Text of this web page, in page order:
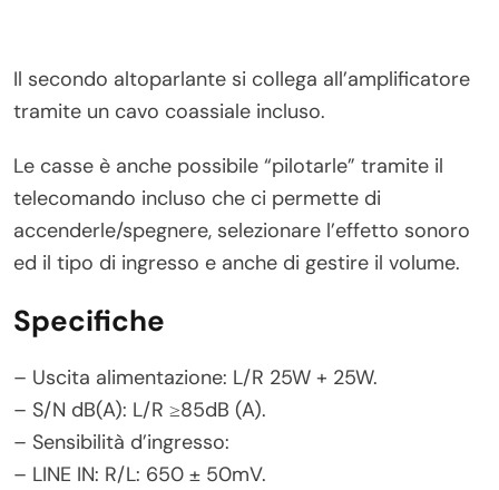
Il secondo altoparlante si collega all’amplificatore
tramite un cavo coassiale incluso.
Le casse è anche possibile “pilotarle” tramite il
telecomando incluso che ci permette di
accenderle/spegnere, selezionare l’effetto sonoro
ed il tipo di ingresso e anche di gestire il volume.
Specifiche
– Uscita alimentazione: L/R 25W + 25W.
– S/N dB(A): L/R ≥85dB (A).
– Sensibilità d’ingresso:
– LINE IN: R/L: 650 ± 50mV.